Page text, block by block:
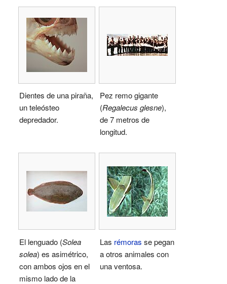
Dientes de una piraña,
un teleósteo
depredador.
Pez remo gigante
(Regalecus glesne),
de 7 metros de
longitud.
El lenguado (Solea
solea) es asimétrico,
con ambos ojos en el
mismo lado de la
Las rémoras se pegan
a otros animales con
una ventosa.